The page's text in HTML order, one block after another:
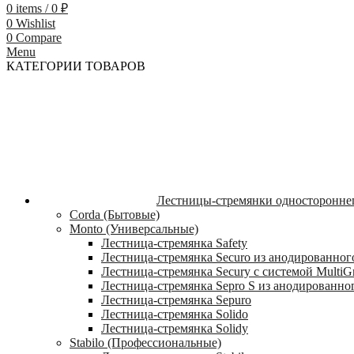
0 items / 0 ₽
0 Wishlist
0 Compare
Menu
КАТЕГОРИИ ТОВАРОВ
Лестницы-стремянки
Corda (Бытовые)
Monto (Универсальные)
Лестница-стремянка Safety
Лестница-стремянка Securo из
Лестница-стремянка Secury с системой
Лестница-стремянка Sepro S из
Лестница-стремянка Sepuro
Лестница-стремянка Solido
Лестница-стремянка Solidy
Stabilo (Профессиональные)